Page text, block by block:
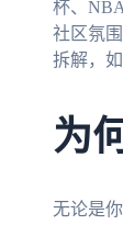
杯、
社区氛
拆解，
为
无论是